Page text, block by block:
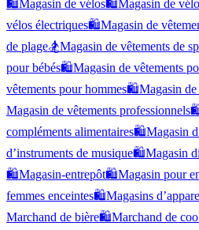
🛍️Magasin de vélos🛍️Magasin de
vélos électriques🛍️Magasin de
de plage🏂Magasin de vêtements de
pour bébés🛍️Magasin de vêtements
vêtements pour hommes🛍️Magasin
Magasin de vêtements professionnels
compléments alimentaires🛍️Magasin
d’instruments de musique🛍️Magasin
🛍️Magasin-entrepôt🛍️Magasin pour
femmes enceintes🛍️Magasins
Marchand de bière🛍️Marchand de